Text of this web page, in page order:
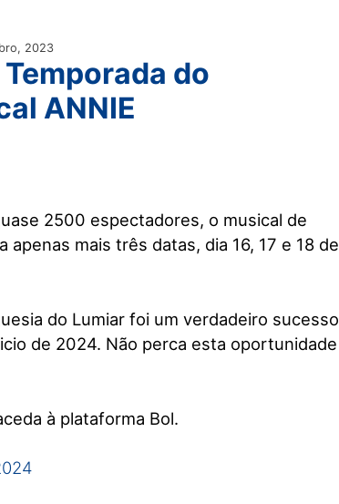
2023
do
ANNIE
2500 espectadores, o musical de
mais três datas, dia 16, 17 e 18 de
do Lumiar foi um verdadeiro sucesso
de 2024. Não perca esta oportunidade
à plataforma Bol.